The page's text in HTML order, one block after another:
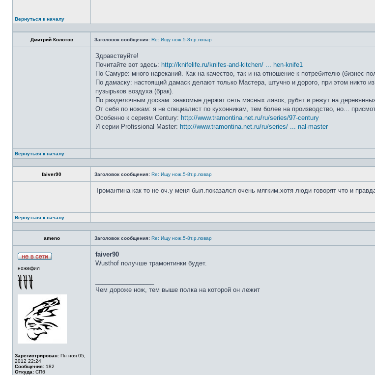
Вернуться к началу
Дмитрий Колотов Заголовок сообщения: Re: Ищу нож.5-8т.р.повар
Здравствуйте!
Почитайте вот здесь: http://knifelife.ru/knifes-and-kitchen/ ... hen-knife1
По Самуре: много нареканий. Как на качество, так и на отношение к потребителю (бизнес-
По дамаску: настоящий дамаск делают только Мастера, штучно и дорого, при этом никто
пузырьков воздуха (брак).
По разделочным доскам: знакомые держат сеть мясных лавок, рубят и режут на
От себя по ножам: я не специалист по кухонникам, тем более на производство, но...
Особенно к сериям Century: http://www.tramontina.net.ru/ru/series/97-century
И серии Profissional Master: http://www.tramontina.net.ru/ru/series/ ... nal-master
Вернуться к началу
faiver90 Заголовок сообщения: Re: Ищу нож.5-8т.р.повар
Тромантина как то не оч.у меня был.показался очень мягким.хотя люди говорят что и
Вернуться к началу
ameno Заголовок сообщения: Re: Ищу нож.5-8т.р.повар
ножефил
Зарегистрирован: Пн ноя 05,
2012 22:24
Сообщения: 182
Откуда: СПб
faiver90
Wusthof получше трамонтинки будет.
Чем дороже нож, тем выше полка на которой он лежит